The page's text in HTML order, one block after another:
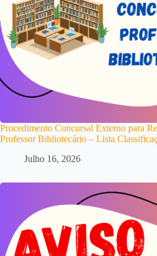
Procedimento Concursal Externo para
Professor Bibliotecário – Lista
Julho 16, 2026